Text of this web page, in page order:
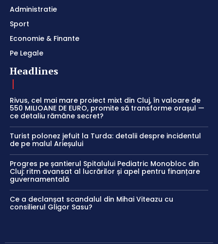
Administratie
Sport
Economie & Finante
Pe Legale
Headlines
Rivus, cel mai mare proiect mixt din Cluj, în valoare de
550 MILIOANE DE EURO, promite să transforme orașul —
ce detaliu rămâne secret?
Turist polonez jefuit la Turda: detalii despre incidentul
de pe malul Arieșului
Progres pe șantierul Spitalului Pediatric Monobloc din
Cluj: ritm avansat al lucrărilor și apel pentru finanțare
guvernamentală
Ce a declanșat scandalul din Mihai Viteazu cu
consilierul Gligor Sasu?